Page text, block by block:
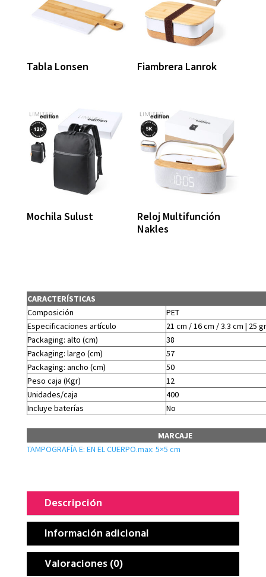
Tabla Lonsen Fiambrera Lanrok
Mochila Sulust
Reloj Multifunción
Nakles
CARACTERÍSTICAS
Composición
PET
Especificaciones artículo
21 cm / 16 cm / 3.3 cm | 25 gr
Packaging: alto (cm)
38
Packaging: largo (cm)
57
Packaging: ancho (cm)
50
Peso caja (Kgr)
12
Unidades/caja
400
Incluye baterías
No
MARCAJE
TAMPOGRAFÍA E: EN EL CUERPO.max: 5×5 cm
Descripción
Información adicional
Valoraciones (0)